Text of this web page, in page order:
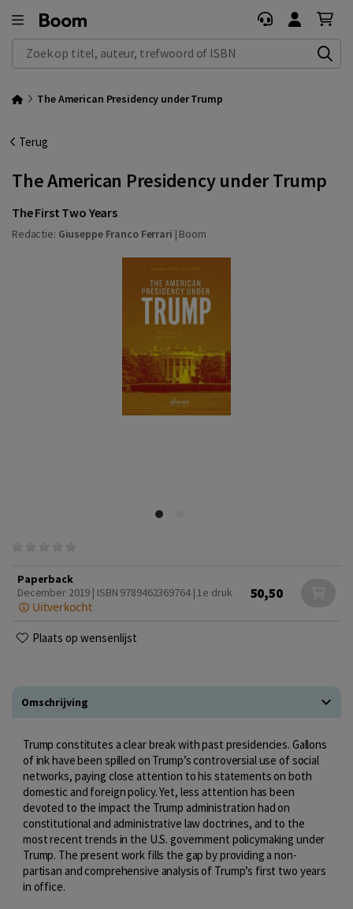
Zoek op titel, auteur, trefwoord of ISBN
The American Presidency under Trump
Terug
The American Presidency under Trump
The First Two Years
Redactie: Giuseppe Franco Ferrari | Boom
Paperback
December 2019 | ISBN 9789462369764 | 1e druk
Uitverkocht
50,50
Plaats op wensenlijst
Omschrijving
Trump constitutes a clear break with past presidencies. Gallons
of ink have been spilled on Trump’s controversial use of social
networks, paying close attention to his statements on both
domestic and foreign policy. Yet, less attention has been
devoted to the impact the Trump administration had on
constitutional and administrative law doctrines, and to the
most recent trends in the U.S. government policymaking under
Trump. The present work fills the gap by providing a non­
partisan and comprehensive analysis of Trump’s first two years
in office.